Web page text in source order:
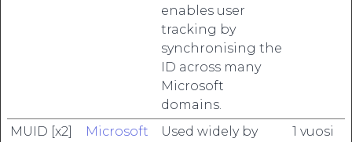
enables user
tracking by
synchronising the
ID across many
Microsoft
domains.
MUID [x2] Microsoft
Used widely by
1 vuosi